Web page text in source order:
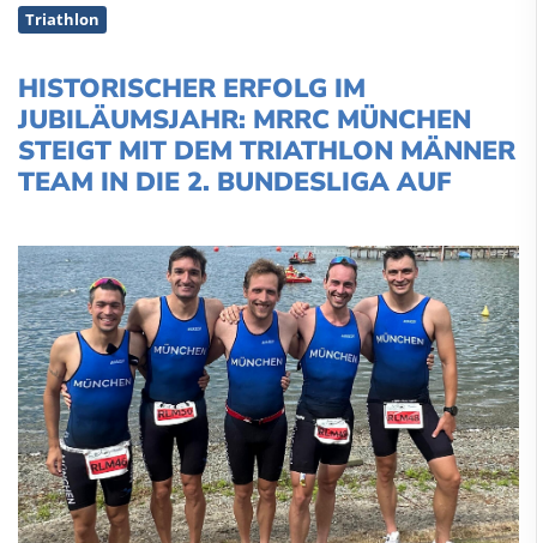
Triathlon
HISTORISCHER ERFOLG IM
JUBILÄUMSJAHR: MRRC MÜNCHEN
STEIGT MIT DEM TRIATHLON MÄNNER
TEAM IN DIE 2. BUNDESLIGA AUF